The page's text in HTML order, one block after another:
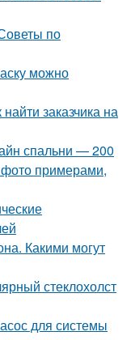
по
можно
заказчика на
спальни — 200
примерами,
Какими могут
стеклохолст
для системы